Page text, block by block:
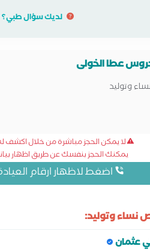
لديك سؤال طبي؟
عطا الخولى
وتوليد
لا يمكن الحجز مباشرة من خلال اكشف
يمكنك الحجز بنفسك عن طريق اظهار
اضغط لاظهار ارقام
نساء وتوليد:
عثمان